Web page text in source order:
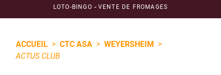
LOTO-BINGO - VENTE DE FROMAGES
ACCUEIL > CTC ASA > WEYERSHEIM >
ACTUS CLUB